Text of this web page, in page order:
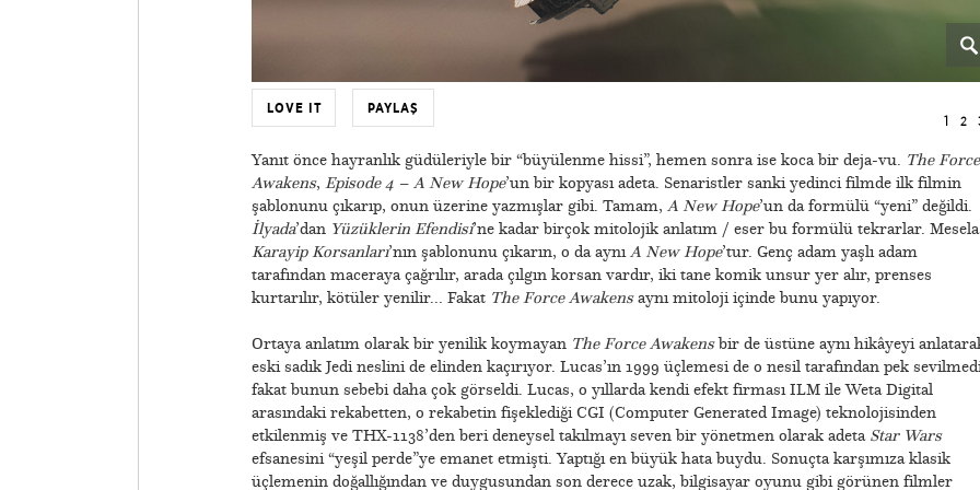
1 2
LOVE IT PAYLAŞ
Yanıt önce hayranlık güdüleriyle bir “büyülenme hissi”, hemen sonra ise koca bir deja-vu. The Force
Awakens, Episode 4 – A New Hope’un bir kopyası adeta. Senaristler sanki yedinci filmde ilk filmin
şablonunu çıkarıp, onun üzerine yazmışlar gibi. Tamam, A New Hope’un da formülü “yeni” değildi.
İlyada’dan Yüzüklerin Efendisi’ne kadar birçok mitolojik anlatım / eser bu formülü tekrarlar. Mesela
Karayip Korsanları’nın şablonunu çıkarın, o da aynıA New Hope’tur. Genç adam yaşlı adam
tarafından maceraya çağrılır, arada çılgın korsan vardır, iki tane komik unsur yer alır, prenses
kurtarılır, kötüler yenilir... Fakat The Force Awakensaynı mitoloji içinde bunu yapıyor.
Ortaya anlatım olarak bir yenilik koymayan The Force Awakensbir de üstüne aynı hikâyeyi
eski sadık Jedi neslini de elinden kaçırıyor. Lucas’ın 1999 üçlemesi de o nesil tarafından pek
fakat bunun sebebi daha çok görseldi. Lucas, o yıllarda kendi efekt firması ILM ile Weta Digital
arasındaki rekabetten, o rekabetin fişeklediği CGI (Computer Generated Image) teknolojisinden
etkilenmiş ve THX-1138’den beri deneysel takılmayı seven bir yönetmen olarak adeta Star Wars
efsanesini “yeşil perde”ye emanet etmişti. Yaptığı en büyük hata buydu. Sonuçta karşımıza klasik
üçlemenin doğallığından ve duygusundan son derece uzak, bilgisayar oyunu gibi görünen filmler